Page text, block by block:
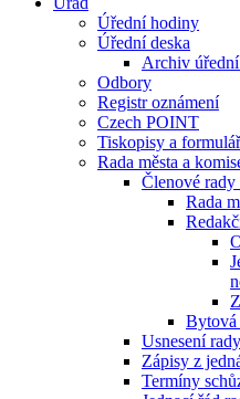
Úřední hodiny
Úřední deska
Archiv
Odbory
Registr oznámení
Czech POINT
Tiskopisy a
Rada města a
Členové rady
Rada
Bytová
Usnesení
Zápisy z
Termíny